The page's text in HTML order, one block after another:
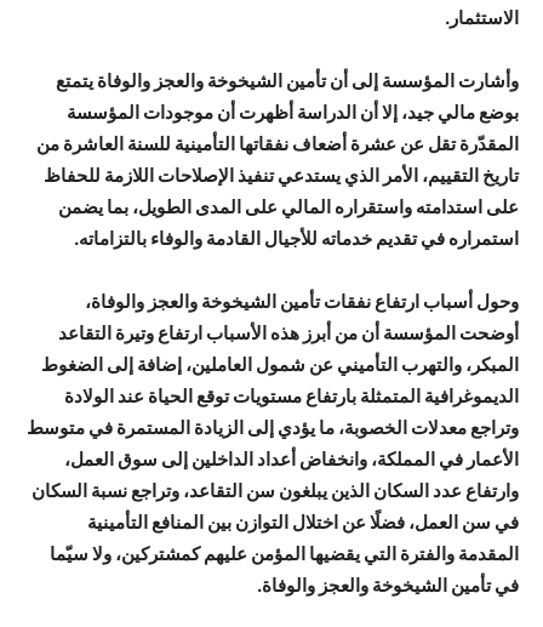
الاستثمار.
وأشارت المؤسسة إلى أن تأمين الشيخوخة والعجز والوفاة يتمتع
بوضع مالي جيد، إلا أن الدراسة أظهرت أن موجودات المؤسسة
المقدّرة تقل عن عشرة أضعاف نفقاتها التأمينية للسنة العاشرة من
تاريخ التقييم، الأمر الذي يستدعي تنفيذ الإصلاحات اللازمة للحفاظ
على استدامته واستقراره المالي على المدى الطويل، بما يضمن
استمراره في تقديم خدماته للأجيال القادمة والوفاء بالتزاماته.
وحول أسباب ارتفاع نفقات تأمين الشيخوخة والعجز والوفاة،
أوضحت المؤسسة أن من أبرز هذه الأسباب ارتفاع وتيرة التقاعد
المبكر، والتهرب التأميني عن شمول العاملين، إضافة إلى الضغوط
الديموغرافية المتمثلة بارتفاع مستويات توقع الحياة عند الولادة
وتراجع معدلات الخصوبة، ما يؤدي إلى الزيادة المستمرة في متوسط
الأعمار في المملكة، وانخفاض أعداد الداخلين إلى سوق العمل،
وارتفاع عدد السكان الذين يبلغون سن التقاعد، وتراجع نسبة السكان
في سن العمل، فضلًا عن اختلال التوازن بين المنافع التأمينية
المقدمة والفترة التي يقضيها المؤمن عليهم كمشتركين، ولا سيّما
في تأمين الشيخوخة والعجز والوفاة.